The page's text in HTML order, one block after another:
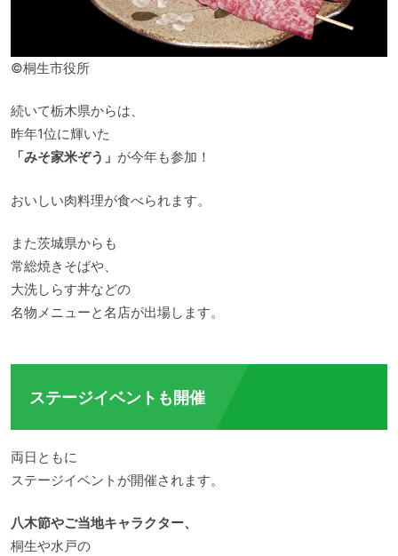
©桐生市役所
続いて栃木県からは、
昨年1位に輝いた
「みそ家米ぞう」 が今年も参加！
おいしい肉料理が食べられます。
また茨城県からも
常総焼きそばや、
大洗しらす丼などの
名物メニューと名店が出場します。
ステージイベントも開催
両日ともに
ステージイベントが開催されます。
八木節やご当地キャラクター、
桐生や水戸の